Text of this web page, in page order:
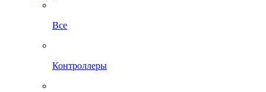
Все
Контроллеры